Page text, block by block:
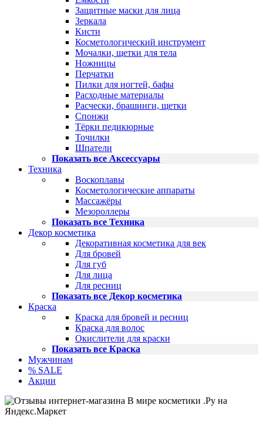
Защитные маски для лица
Зеркала
Кисти
Косметологический инструмент
Мочалки, щетки для тела
Ножницы
Перчатки
Пилки для ногтей, бафы
Расходные материалы
Расчески, брашинги, щетки
Спонжи
Тёрки педикюрные
Точилки
Шпатели
Показать все Аксессуары
Техника
Воскоплавы
Косметологические аппараты
Массажёры
Мезороллеры
Показать все Техника
Декор косметика
Декоративная косметика для век
Для бровей
Для губ
Для лица
Для ресниц
Показать все Декор косметика
Краска
Краска для бровей и ресниц
Краска для волос
Окислители для краски
Показать все Краска
Мужчинам
% SALE
Акции